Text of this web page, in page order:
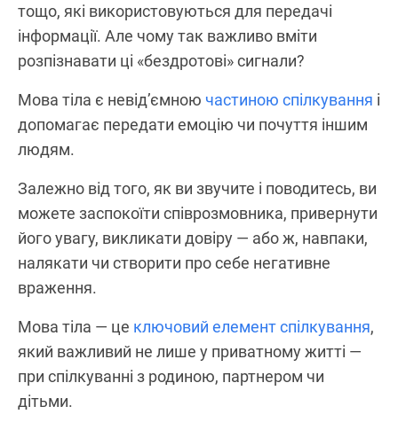
тощо, які використовуються для передачі
інформації. Але чому так важливо вміти
розпізнавати ці «бездротові» сигнали?
Мова тіла є невід’ємною частиною спілкування і
допомагає передати емоцію чи почуття іншим
людям.
Залежно від того, як ви звучите і поводитесь, ви
можете заспокоїти співрозмовника, привернути
його увагу, викликати довіру — або ж, навпаки,
налякати чи створити про себе негативне
враження.
Мова тіла — це ключовий елемент спілкування,
який важливий не лише у приватному житті —
при спілкуванні з родиною, партнером чи
дітьми.